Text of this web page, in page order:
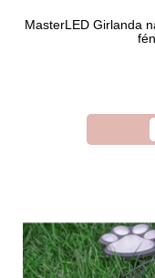
MasterLED Girlanda